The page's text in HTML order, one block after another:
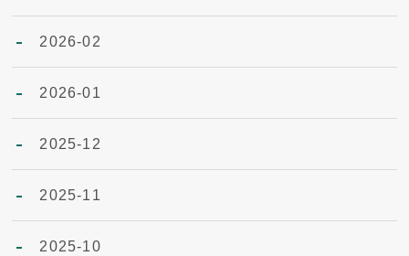
2026-02
2026-01
2025-12
2025-11
2025-10